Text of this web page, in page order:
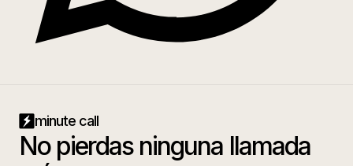
minute call
No pierdas ninguna llamada